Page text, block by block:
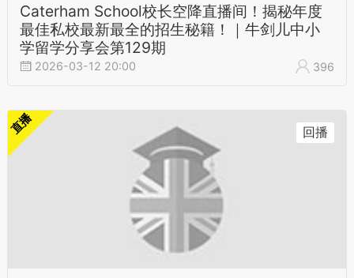
Caterham School校长空降直播间！揭秘年度
最佳私校最新最全的招生秘籍！｜牛剑儿中小
学留学分享会第129期
2026-03-12 20:00 396
回播
直播